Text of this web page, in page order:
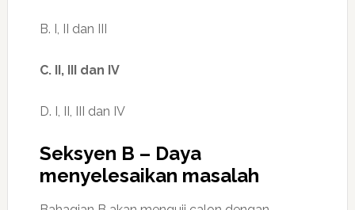
B. I, II dan III
C. II, III dan IV
D. I, II, III dan IV
Seksyen B – Daya
menyelesaikan masalah